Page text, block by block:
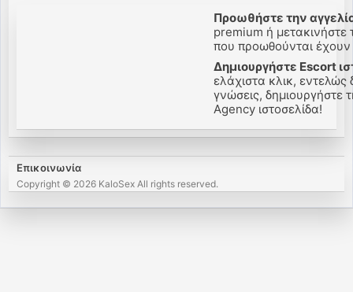
Προωθήστε την
premium ή μετακινήστε
που προωθούνται έχουν
Δημιουργήστε Escort
ελάχιστα κλικ,
γνώσεις, δημιουργήστε
Agency ιστοσελίδα!
Επικοινωνία
Copyright © 2026 KaloSex All rights reserved.